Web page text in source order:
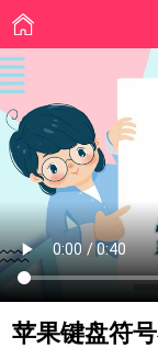
苹果键盘符